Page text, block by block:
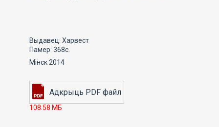
Выдавец: Харвест
Памер: 368с.
Мінск 2014
108.58 МБ